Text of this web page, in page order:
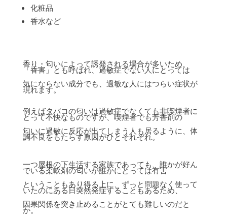
化粧品
香水など
香り・匂いによって誘発される場合が多いため、
「香害」とも呼ばれ、過敏症でない人にとっては
気にならない成分でも、過敏な人にはつらい症状が
現れます。
例えばタバコの匂いは過敏症でなくても非喫煙者に
とって不快なものですが、喫煙者でも芳香剤の
匂いに過敏に反応が出てしまう人も居るように、体
調不良をもたらす原因がひとそれぞれ。
一つ屋根の下生活する家族であっても、誰かが好ん
でいる柔軟剤の匂いが誰かにとっては有害
ということもあり得る上に、ずっと問題なく使って
いたのにある日突然発症することもあるため、
因果関係を突き止めることがとても難しいのだと
か。